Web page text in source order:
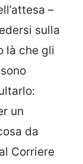
–
sulla
là che gli
un
da
Corriere